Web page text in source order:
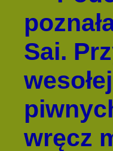
Sai.
wręcz